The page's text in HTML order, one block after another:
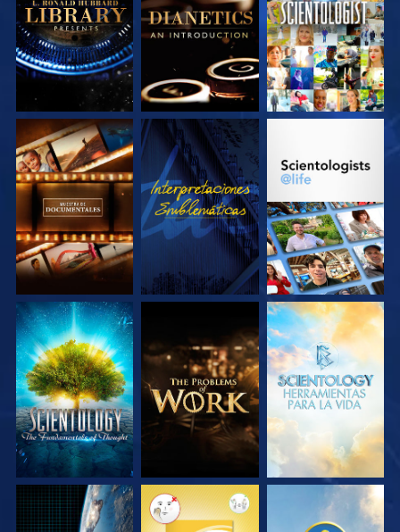
SERIES
SERIES
EXPLORA LAS
SERIES
VE
EXPLORA LAS
EXPLORA LAS
SERIES
EXPLORA LAS
SERIES
EXPLORA LAS
SERIES